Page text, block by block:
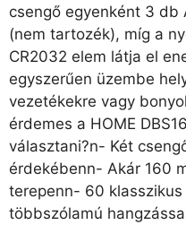
csengő egyenként 3 db
(nem tartozék), míg a
CR2032 elem látja el
egyszerűen üzembe
vezetékekre vagy
érdemes a HOME
választani?n- Két
érdekébenn- Akár 160
terepenn- 60
többszólamú